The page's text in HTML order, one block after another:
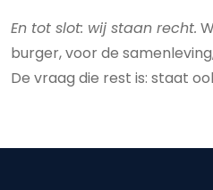
En tot slot: wij staan recht.
burger, voor de
De vraag die rest is: staat